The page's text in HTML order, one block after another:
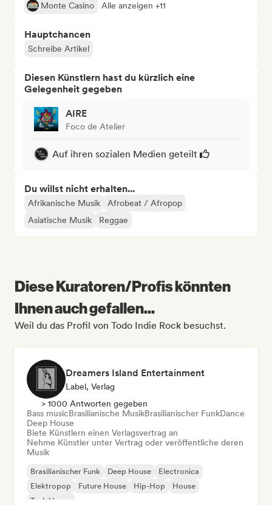
Monte Casino
Alle anzeigen +11
Hauptchancen
Schreibe Artikel
Diesen Künstlern hast du kürzlich eine
Gelegenheit gegeben
AIRE
Foco de Atelier
Auf ihren sozialen Medien geteilt
Du willst nicht erhalten...
Afrikanische Musik
Afrobeat / Afropop
Asiatische Musik
Reggae
Diese Kuratoren/Profis könnten
Ihnen auch gefallen...
Weil du das Profil von Todo Indie Rock besuchst.
Dreamers Island Entertainment
Label, Verlag
> 1000 Antworten gegeben
Bass musicBrasilianische MusikBrasilianischer FunkDance
Deep House
Biete Künstlern einen Verlagsvertrag an
Nehme Künstler unter Vertrag oder veröffentliche deren
Musik
Brasilianischer Funk Deep House
Electronica
Elektropop
Future House Hip-Hop
House
Tech House